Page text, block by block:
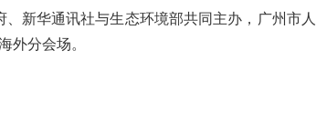
华通讯社与生态环境部共同主办，广州市
外分会场。